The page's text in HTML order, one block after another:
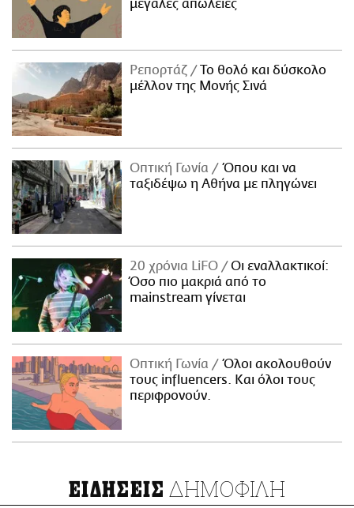
μεγάλες απώλειες
Ρεπορτάζ
Το θολό και δύσκολο
μέλλον της Μονής Σινά
Οπτική Γωνία
Όπου και να
ταξιδέψω η Αθήνα με πληγώνει
20 χρόνια LiFO
Οι εναλλακτικοί:
Όσο πιο μακριά από το
mainstream γίνεται
Οπτική Γωνία
Όλοι ακολουθούν
τους influencers. Και όλοι τους
περιφρονούν.
ΕΙΔΗΣΕΙΣ ΔΗΜΟΦΙΛΗ